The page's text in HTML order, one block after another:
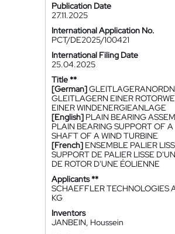
Publication Date
27.11.2025
International Application No.
PCT/DE2025/100421
International Filing Date
25.04.2025
Title **
[German]
GLEITLAGERN EINER
EINER WINDENERGIEANLAGE
[English] PLAIN BEARING
PLAIN BEARING SUPPORT OF A
SHAFT OF A WIND TURBINE
[French] ENSEMBLE PALIER
SUPPORT DE PALIER LISSE
DE ROTOR D'UNE ÉOLIENNE
Applicants **
SCHAEFFLER TECHNOLOGIES
KG
Inventors
JANBEIN, Houssein